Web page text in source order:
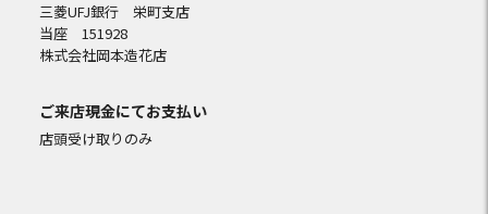
三菱UFJ銀行 栄町支店
当座 151928
株式会社岡本造花店
ご来店現金にてお支払い
店頭受け取りのみ